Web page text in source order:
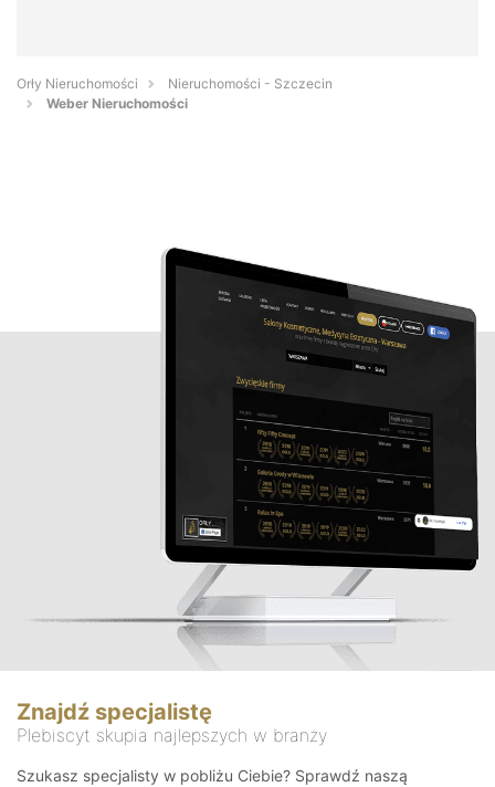
Orły Nieruchomości
Nieruchomości - Szczecin
Weber Nieruchomości
Znajdź specjalistę
Plebiscyt skupia najlepszych w branży
Szukasz specjalisty w pobliżu Ciebie? Sprawdź naszą